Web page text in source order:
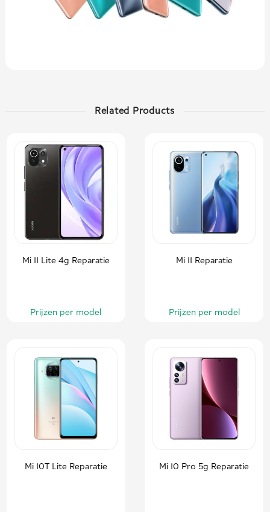
Related Products
Mi 11 Lite 4g Reparatie
Prijzen per model
Mi 11 Reparatie
Prijzen per model
Mi 10T Lite Reparatie Mi 10 Pro 5g Reparatie